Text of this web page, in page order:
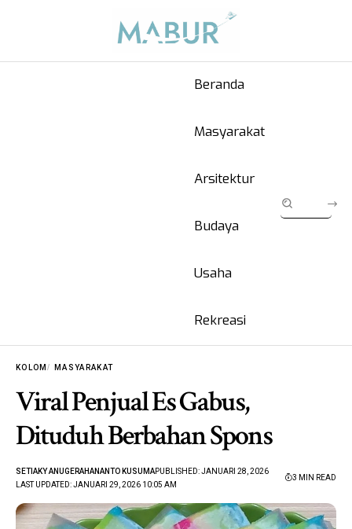
Beranda
Masyarakat
Arsitektur
Budaya
Usaha
Rekreasi
KOLOM MASYARAKAT
Viral Penjual Es Gabus,
Dituduh Berbahan Spons
LAST UPDATED: JANUARI 29, 2026 10:05 AM
SETIAKY ANUGERAHANANTO KUSUMAPUBLISHED: JANUARI 28, 2026
3 MIN READ